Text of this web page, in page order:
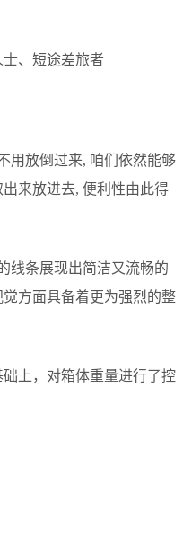
、短途差旅者
用放倒过来, 咱们依然能够
来放进去, 便利性由此得
线条展现出简洁又流畅的
方面具备着更为强烈的整
上，对箱体重量进行了控